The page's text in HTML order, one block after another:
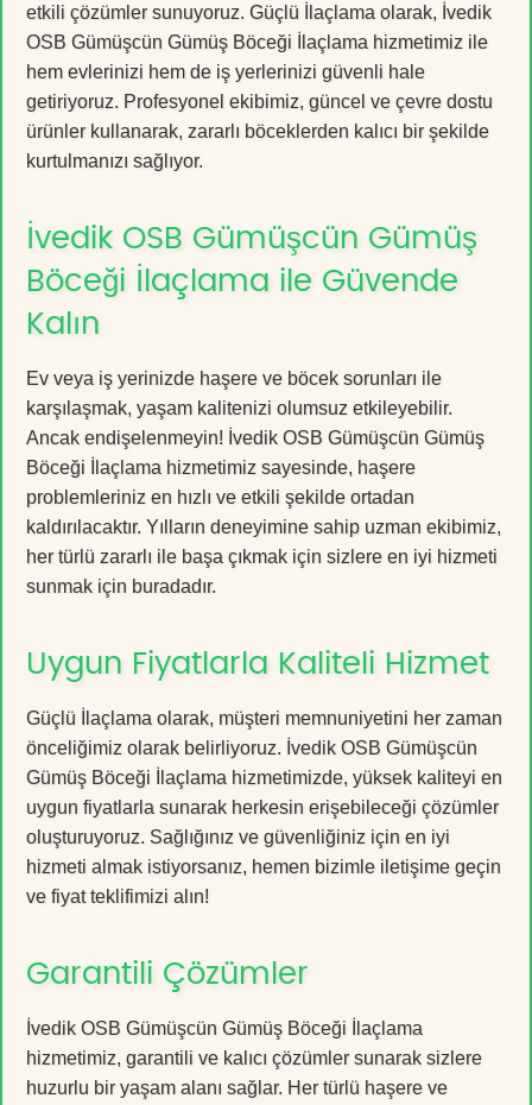
etkili çözümler sunuyoruz. Güçlü İlaçlama olarak, İvedik
OSB Gümüşcün Gümüş Böceği İlaçlama hizmetimiz ile
hem evlerinizi hem de iş yerlerinizi güvenli hale
getiriyoruz. Profesyonel ekibimiz, güncel ve çevre dostu
ürünler kullanarak, zararlı böceklerden kalıcı bir şekilde
kurtulmanızı sağlıyor.
İvedik OSB Gümüşcün Gümüş
Böceği İlaçlama ile Güvende
Kalın
Ev veya iş yerinizde haşere ve böcek sorunları ile
karşılaşmak, yaşam kalitenizi olumsuz etkileyebilir.
Ancak endişelenmeyin! İvedik OSB Gümüşcün Gümüş
Böceği İlaçlama hizmetimiz sayesinde, haşere
problemleriniz en hızlı ve etkili şekilde ortadan
kaldırılacaktır. Yılların deneyimine sahip uzman ekibimiz,
her türlü zararlı ile başa çıkmak için sizlere en iyi hizmeti
sunmak için buradadır.
Uygun Fiyatlarla Kaliteli Hizmet
Güçlü İlaçlama olarak, müşteri memnuniyetini her zaman
önceliğimiz olarak belirliyoruz. İvedik OSB Gümüşcün
Gümüş Böceği İlaçlama hizmetimizde, yüksek kaliteyi en
uygun fiyatlarla sunarak herkesin erişebileceği çözümler
oluşturuyoruz. Sağlığınız ve güvenliğiniz için en iyi
hizmeti almak istiyorsanız, hemen bizimle iletişime geçin
ve fiyat teklifimizi alın!
Garantili Çözümler
İvedik OSB Gümüşcün Gümüş Böceği İlaçlama
hizmetimiz, garantili ve kalıcı çözümler sunarak sizlere
huzurlu bir yaşam alanı sağlar. Her türlü haşere ve